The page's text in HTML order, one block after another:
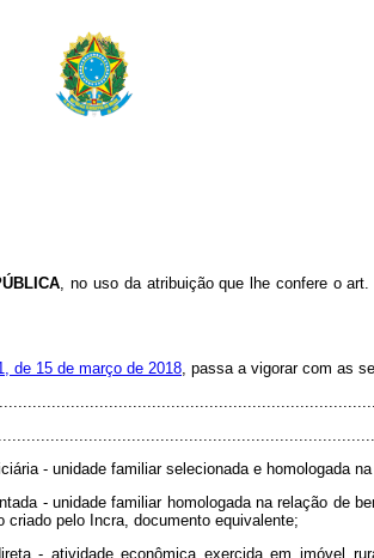
, no uso da atribuição que lhe confere o
de 15 de março de 2018, passa a vigorar com as
- unidade familiar selecionada e homologada
- unidade familiar homologada na relação de
criado pelo Incra, documento equivalente;
- atividade econômica exercida em imóvel